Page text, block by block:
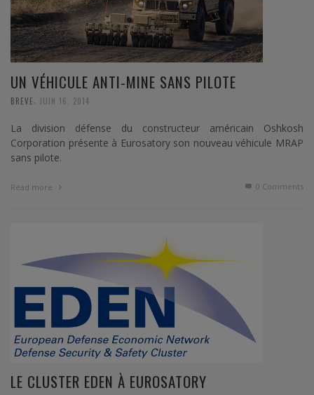
UN VÉHICULE ANTI-MINE SANS PILOTE
BREVE JUIN 16, 2014
La division défense du constructeur américain Oshkosh
Corporation présente à Eurosatory son nouveau véhicule MRAP
sans pilote.
Read more 0 Comments
LE CLUSTER EDEN À EUROSATORY